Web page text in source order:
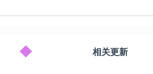
相关更新